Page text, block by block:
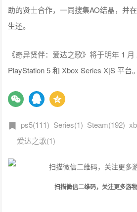
助的贤士合作，一同搜集AO结晶，并
生还。
《奇异贤伴：爱达之歌》将于明年 1 月
PlayStation 5 和 Xbox Series X|S 平台。
ps5(111) Series(1) Steam(192)
爱达之歌(1)
扫描微信二维码，关注更多游